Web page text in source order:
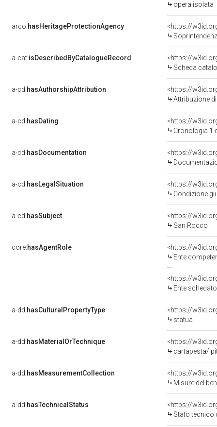
opera isolata
arco:hasHeritageProtectionAgency
<https://
a-cat:isDescribedByCatalogueRecord
<https://
Scheda
a-cd:hasAuthorshipAttribution
Attribuzione
a-cd:hasDating
<https://
Cronologia 1
a-cd:hasDocumentation
a-cd:hasLegalSituation
Condizione
a-cd:hasSubject
<https://
San Rocco
core:hasAgentRole
<https://
Ente competente
<https://
Ente schedatore
a-dd:hasCulturalPropertyType
<https://
statua
a-dd:hasMaterialOrTechnique
<https://
cartapesta/
a-dd:hasMeasurementCollection
<https://
Misure del
a-dd:hasTechnicalStatus
<https://
Stato tecnico